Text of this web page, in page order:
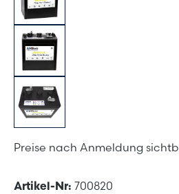
Preise nach Anmeldung
Artikel-Nr: 700820